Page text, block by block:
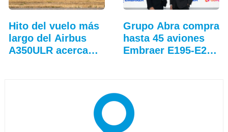
Hito del vuelo más
largo del Airbus
A350ULR acerca…
Grupo Abra compra
hasta 45 aviones
Embraer E195-E2…